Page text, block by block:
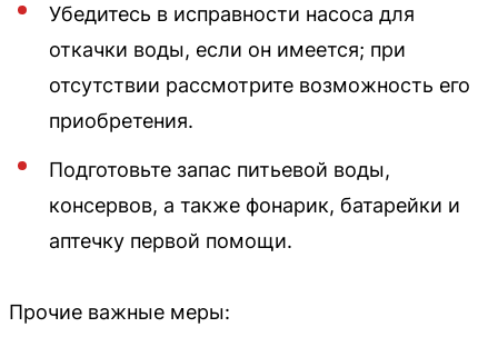
Убедитесь в исправности насоса для
откачки воды, если он имеется; при
отсутствии рассмотрите возможность его
приобретения.
Подготовьте запас питьевой воды,
консервов, а также фонарик, батарейки и
аптечку первой помощи.
Прочие важные меры: